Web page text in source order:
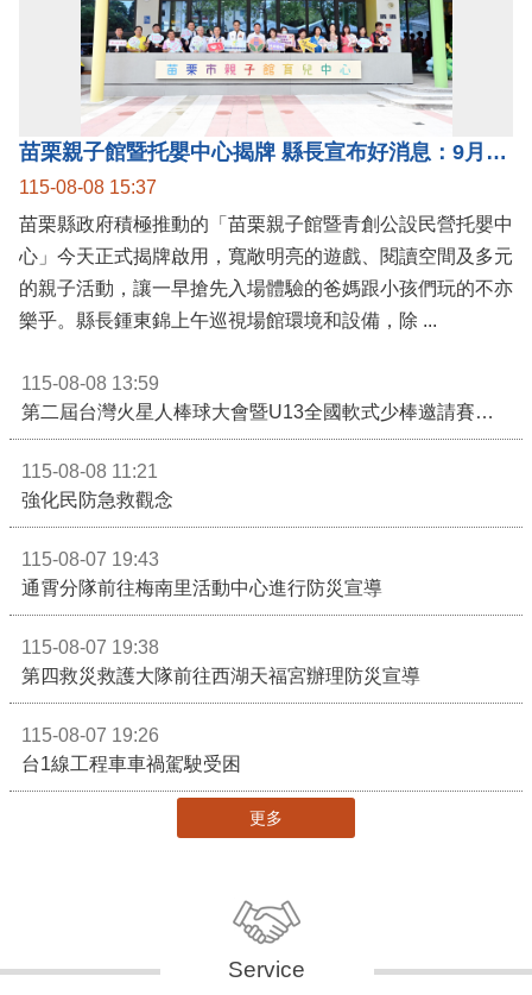
苗栗親子館暨托嬰中心揭牌 縣長宣布好消息：9月1日起調降臨時托嬰費用
115-08-08 15:37
苗栗縣政府積極推動的「苗栗親子館暨青創公設民營托嬰中
心」今天正式揭牌啟用，寬敞明亮的遊戲、閱讀空間及多元
的親子活動，讓一早搶先入場體驗的爸媽跟小孩們玩的不亦
樂乎。縣長鍾東錦上午巡視場館環境和設備，除 ...
115-08-08 13:59
第二屆台灣火星人棒球大會暨U13全國軟式少棒邀請賽在苗栗舉辦
115-08-08 11:21
強化民防急救觀念
115-08-07 19:43
通霄分隊前往梅南里活動中心進行防災宣導
115-08-07 19:38
第四救災救護大隊前往西湖天福宮辦理防災宣導
115-08-07 19:26
台1線工程車車禍駕駛受困
更多